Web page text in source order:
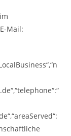
Mail: